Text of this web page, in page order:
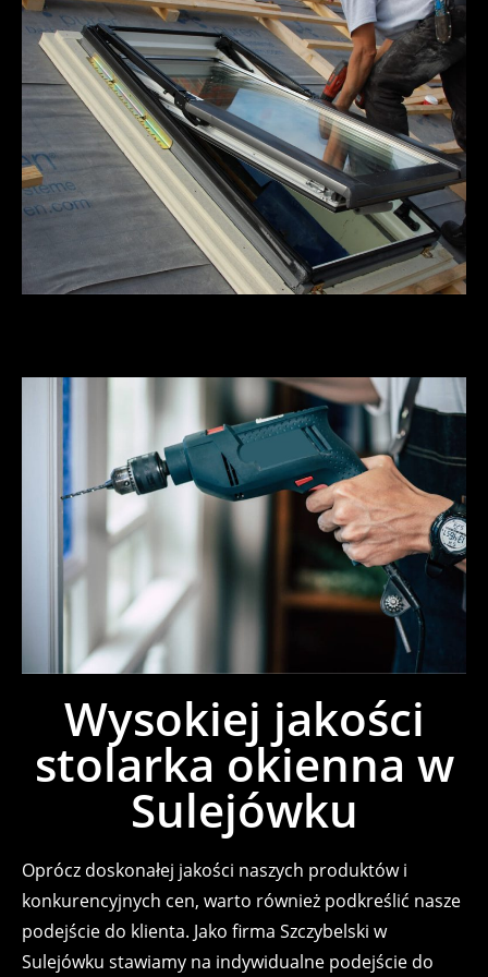
Wysokiej jakości
stolarka okienna w
Sulejówku
Oprócz doskonałej jakości naszych produktów i
konkurencyjnych cen, warto również podkreślić nasze
podejście do klienta. Jako firma Szczybelski w
Sulejówku stawiamy na indywidualne podejście do